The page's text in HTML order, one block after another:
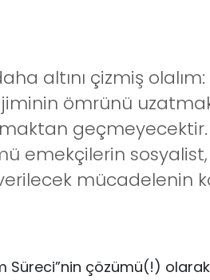
altını çizmiş
ömrünü
geçmeyecektir.
emekçilerin sosyalist,
mücadelenin
Süreci”nin çözümü(!)